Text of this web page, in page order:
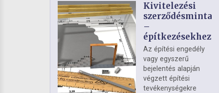
Kivitelezési
szerződésminta
–
építkezésekhez
Az építési engedély
vagy egyszerű
bejelentés alapján
végzett építési
tevékenységekre